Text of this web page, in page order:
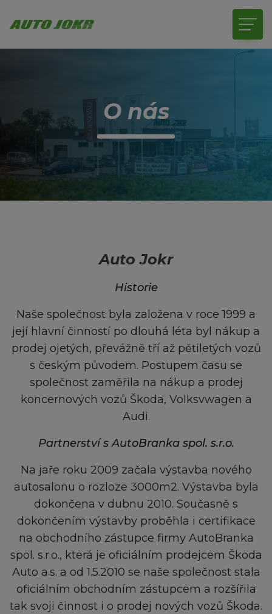
O nás
Auto Jokr
Historie
Naše společnost byla založena v roce 1999 a
její hlavní činností po dlouhá léta byl nákup a
prodej ojetých, převážně tří až pětiletých vozů
s českým původem. Postupem času se
společnost zaměřila na nákup a prodej
koncernových vozů Škoda, Volksvwagen a
Audi.
Partnerství s AutoBranka spol. s.r.o.
Na jaře roku 2009 začala výstavba nového
autosalonu o rozloze 3000m2. Výstavba byla
dokončena v dubnu 2010. Současně s
dokončením výstavby proběhla i certifikace
na obchodního zástupce firmy AutoBranka
spol. s.r.o., která je oficiálním prodejcem Škoda
Auto a.s. a od 1.5.2010 se naše společnost stala
oficiálním obchodním zástupcem a rozšířila
tak svoji činnost i o prodej nových vozů Škoda.